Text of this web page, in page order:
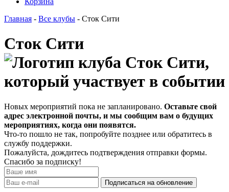
Главная - Все клубы - Сток Сити
Сток Сити
Новых мероприятий пока не запланировано. Оставьте свой
адрес электронной почты, и мы сообщим вам о будущих
мероприятиях, когда они появятся.
Что-то пошло не так, попробуйте позднее или обратитесь в
службу поддержки.
Пожалуйста, дождитесь подтверждения отправки формы.
Спасибо за подписку!
Подписаться на обновление